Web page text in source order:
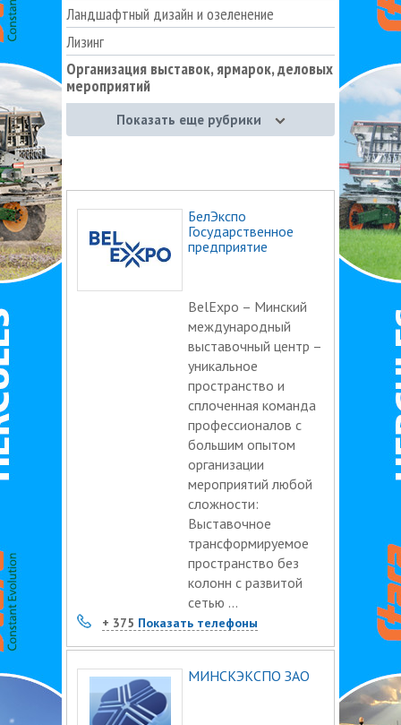
Ландшафтный дизайн и озеленение
Лизинг
Организация выставок, ярмарок, деловых
мероприятий
Организация и проведение тендеров и
аукционов
Патентные услуги
Переводы
Повышение квалификации, курсы
Подбор персонала
Покупка и переработка вторсырья
Полиграфические и рекламные услуги
Программное обеспечение (ПО)
Проектные услуги. Архитектурный дизайн
Противопожарные и охранные услуги
Разработка ТНПА, ТУ
Сертификация и лицензирование
Финансовые услуги. Страхование. Инвестиции
Показать еще рубрики
БелЭкспо
Государственное
предприятие
BelExpo – Минский
международный
выставочный центр –
уникальное
пространство и
сплоченная команда
профессионалов с
большим опытом
организации
мероприятий любой
сложности:
Выставочное
трансформируемое
пространство без
колонн с развитой
сетью ...
+ 375 Показать телефоны
МИНСКЭКСПО ЗАО